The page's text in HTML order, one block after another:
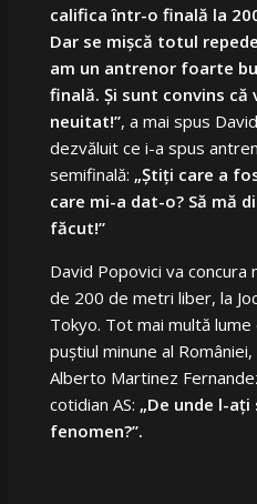
califica într-o finală la
Dar se mișcă totul
am un antrenor foarte
finală. Și sunt convins că
neuitat!”, a mai spus
dezvăluit ce i-a spus
semifinală: „Știți care a
care mi-a dat-o? Să mă
făcut!”
David Popovici va concura
de 200 de metri liber, la
Tokyo. Tot mai multă
puștiul minune al
Alberto Martinez
cotidian AS: „De unde l-
fenomen?”.